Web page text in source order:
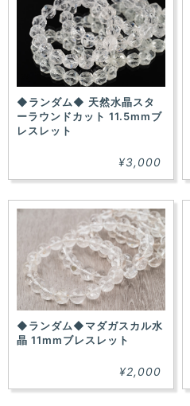
◆ランダム◆ 天然水晶スタ
ーラウンドカット 11.5mmブ
レスレット
¥3,000
◆ランダム◆マダガスカル水
晶 11mmブレスレット
¥2,000